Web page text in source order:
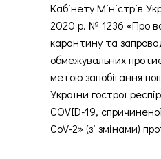
Кабінету Міністрів
2020 р. № 1236 «Про
карантину та
обмежувальних
метою запобігання
України гострої
COVID-19,
CoV-2» (зі змінами)